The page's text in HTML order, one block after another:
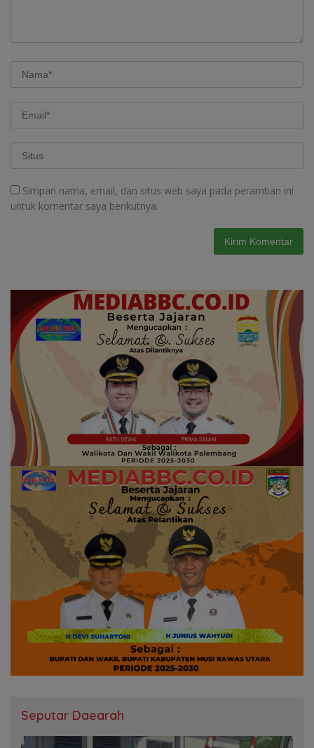
Simpan nama, email, dan situs web saya pada peramban ini
untuk komentar saya berikutnya.
Seputar Daearah